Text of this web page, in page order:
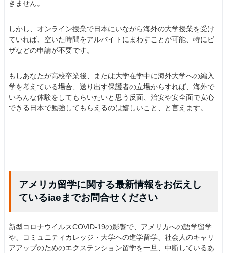
きません。
しかし、オンライン授業で日本にいながら海外の大学授業を受け
ていれば、空いた時間をアルバイトにまわすことが可能、特にビ
ザなどの申請が不要です。
もしあなたが高校卒業後、または大学在学中に海外大学への編入
学を考えている場合、送り出す保護者の立場からすれば、海外で
いろんな体験をしてもらいたいと思う反面、治安や安全面で安心
できる日本で勉強してもらえるのは嬉しいこと、と言えます。
アメリカ留学に関する最新情報をお伝えし
ているiaeまでお問合せください
新型コロナウイルスCOVID-19の影響で、アメリカへの語学留学
や、コミュニティカレッジ・大学への進学留学、社会人のキャリ
アアップのためのエクステンション留学を一旦、中断しているあ